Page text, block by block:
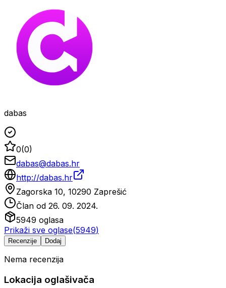
dabas
0(0)
dabas@dabas.hr
http://dabas.hr
Zagorska 10, 10290 Zaprešić
Član od 26. 09. 2024.
5949 oglasa
Prikaži sve oglase(5949)
Recenzije Dodaj
Nema recenzija
Lokacija oglašivača